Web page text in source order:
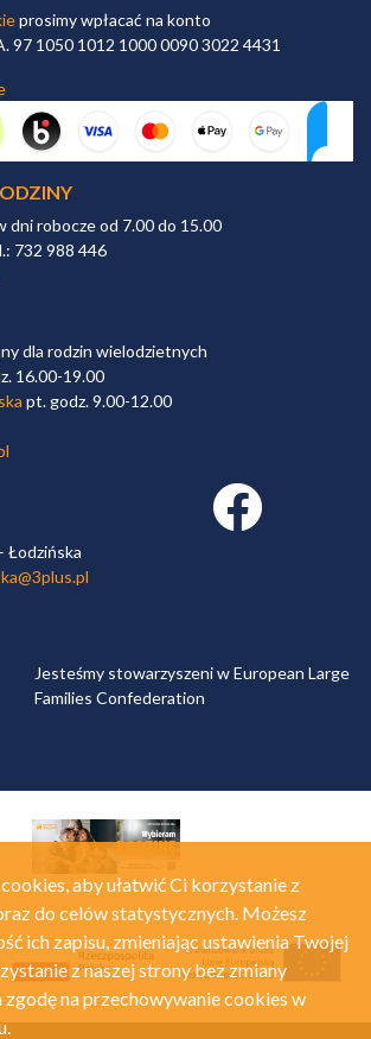
prosimy wpłacać na konto
97 1050 1012 1000 0090 3022 4431
dni robocze od 7.00 do 15.00
732 988 446
dla rodzin wielodzietnych
16.00-19.00
pt. godz. 9.00-12.00
Łodzińska
Facebook link
Jesteśmy stowarzyszeni w European Large
Families Confederation
aby ułatwić Ci korzystanie z
do celów statystycznych. Możesz
ich zapisu, zmieniając ustawienia Twojej
z naszej strony bez zmiany
zgodę na przechowywanie cookies w